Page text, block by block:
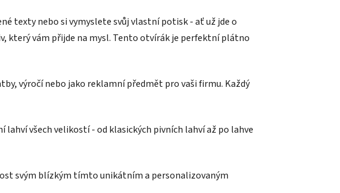
texty nebo si vymyslete svůj vlastní potisk - ať už jde o
který vám přijde na mysl. Tento otvírák je perfektní plátno
výročí nebo jako reklamní předmět pro vaši firmu. Každý
lahví všech velikostí - od klasických pivních lahví až po lahve
svým blízkým tímto unikátním a personalizovaným